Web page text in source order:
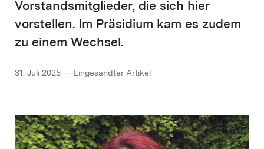
Vorstandsmitglieder, die sich hier
vorstellen. Im Präsidium kam es zudem
zu einem Wechsel.
31. Juli 2025 — Eingesandter Artikel